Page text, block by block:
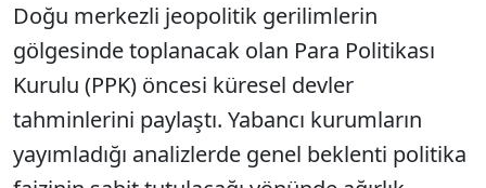
Doğu merkezli jeopolitik gerilimlerin
gölgesinde toplanacak olan Para Politikası
Kurulu (PPK) öncesi küresel devler
tahminlerini paylaştı. Yabancı kurumların
yayımladığı analizlerde genel beklenti politika